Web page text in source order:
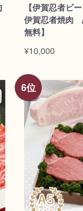
【伊賀忍者ビ
伊賀忍者焼肉
無料】
¥10,000